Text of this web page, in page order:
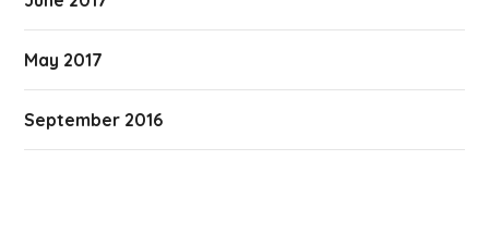
May 2017
September 2016